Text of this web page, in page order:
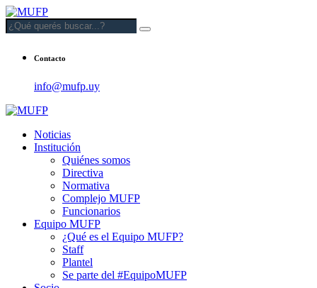
Contacto
info@mufp.uy
Noticias
Institución
Quiénes somos
Directiva
Normativa
Complejo MUFP
Funcionarios
Equipo MUFP
¿Qué es el Equipo MUFP?
Staff
Plantel
Se parte del #EquipoMUFP